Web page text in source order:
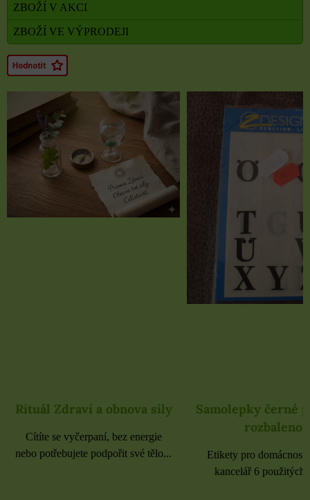
ZBOŽÍ V AKCI
ZBOŽÍ VE VÝPRODEJI
Rituál Zdraví a obnova síly
Cítíte se vyčerpaní, bez energie
nebo potřebujete podpořit své tělo...
Samolepky černé
rozbaleno
Etikety pro
kancelář 6 použitých